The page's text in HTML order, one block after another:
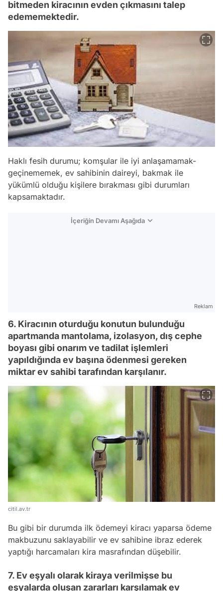
bitmeden kiracının evden çıkmasını talep
edememektedir.
Haklı fesih durumu; komşular ile iyi anlaşamamak-
geçinememek, ev sahibinin daireyi, bakmak ile
yükümlü olduğu kişilere bırakması gibi durumları
kapsamaktadır.
İçeriğin Devamı Aşağıda
Reklam
6. Kiracının oturduğu konutun bulunduğu
apartmanda mantolama, izolasyon, dış cephe
boyası gibi onarım ve tadilat işlemleri
yapıldığında ev başına ödenmesi gereken
miktar ev sahibi tarafından karşılanır.
citil.av.tr
Bu gibi bir durumda ilk ödemeyi kiracı yaparsa ödeme
makbuzunu saklayabilir ve ev sahibine ibraz ederek
yaptığı harcamaları kira masrafından düşebilir.
7. Ev eşyalı olarak kiraya verilmişse bu
eşyalarda oluşan zararları karşılamak ev